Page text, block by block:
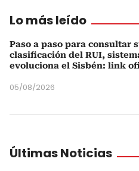
Lo más leído
Paso a paso para consultar
clasificación del RUI,
evoluciona el Sisbén: link
05/08/2026
Últimas Noticias